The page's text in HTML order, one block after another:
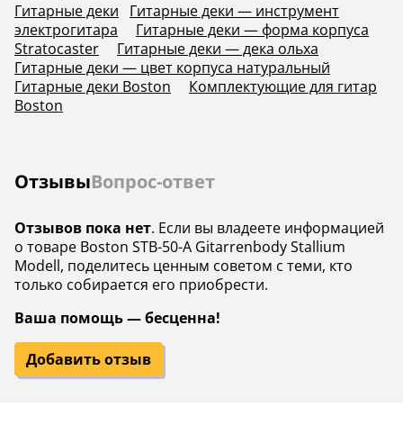
Гитарные деки
Гитарные деки — инструмент
электрогитара
Гитарные деки — форма корпуса
Stratocaster
Гитарные деки — дека ольха
Гитарные деки — цвет корпуса натуральный
Гитарные деки Boston
Комплектующие для гитар
Boston
ОтзывыВопрос-ответ
Отзывов пока нет. Если вы владеете информацией
о товаре Boston STB-50-A Gitarrenbody Stallium
Modell, поделитесь ценным советом с теми, кто
только собирается его приобрести.
Ваша помощь — бесценна!
Добавить отзыв